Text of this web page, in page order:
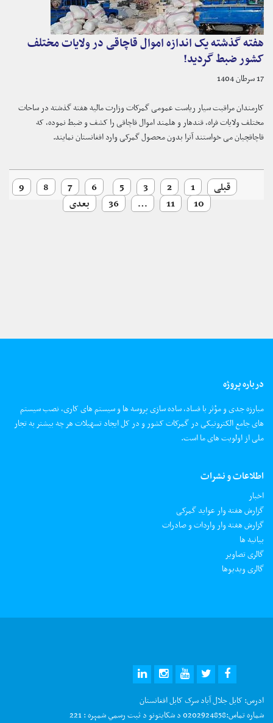
هفته گذشته یک اندازه اموال قاچاقی در ولایات مختلف
کشور ضبط گردید!
17 سرطان 1404
کارمندان مراقبت سیار ریاست عمومی گمرکات وزارت مالیه هفته گذشته در ساحات
مختلف ولایات فراه، قندهار و هلمند اموال قاچاقی را کشف و ضبط نموده، که
قاچاقچیان می خواستند آنرا بدون محصول گمرکی وارد افغانستان نمایند.
قبلی 1
2
3
5
6
7
8
9
10
11
…
36 بعدی
درباره پروژه
مبارزه جدی و مؤثر با فساد، ساده سازی پروسه ها و سیستم های کاری، نصب سیستم
های جامع الکترونیکی در گمرکات کشور و در کل ایجاد تسهیلات هر چه بیشتر به تجار
ملی از اولویت های ما است.
اطلاعات و نشرات
اخبار
گزارش هفته وار عواید گمرکی
گزارش هفته وار واردات و صادرات
بیانیه ها
گالری تصاویر
گالری ویدیوها
ادرس:کابل جلال آباد سرک کابل افغانستان
شماره تماس:0202924858 د شکایتونو د ثبت رسمي شمېره : 221